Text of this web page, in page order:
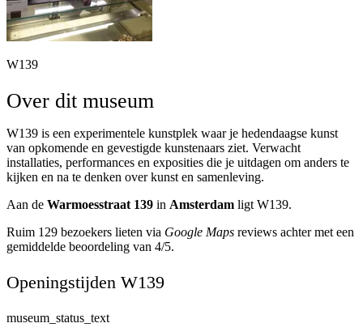
W139
Over dit museum
W139 is een experimentele kunstplek waar je hedendaagse kunst
van opkomende en gevestigde kunstenaars ziet. Verwacht
installaties, performances en exposities die je uitdagen om anders te
kijken en na te denken over kunst en samenleving.
Aan de Warmoesstraat 139 in Amsterdam ligt W139.
Ruim 129 bezoekers lieten via Google Maps reviews achter met een
gemiddelde beoordeling van 4/5.
Openingstijden W139
museum_status_text